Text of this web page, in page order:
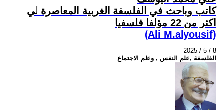
كاتب وباحث في الفلسفة الغربية المعاصرة لي
اكثر من 22 مؤلفا فلسفيا
(Ali M.alyousif)
2025 / 5 / 8
الفلسفة ,علم النفس , وعلم الاجتماع